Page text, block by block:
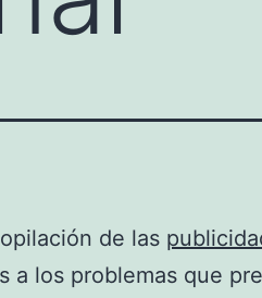
de las
a los problemas que